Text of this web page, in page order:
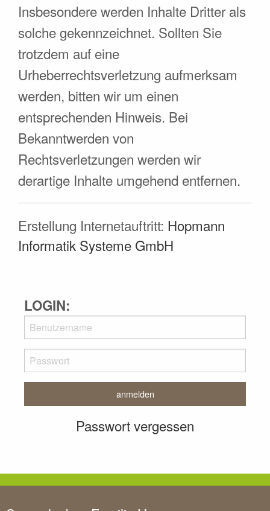
Insbesondere werden Inhalte Dritter als
solche gekennzeichnet. Sollten Sie
trotzdem auf eine
Urheberrechtsverletzung aufmerksam
werden, bitten wir um einen
entsprechenden Hinweis. Bei
Bekanntwerden von
Rechtsverletzungen werden wir
derartige Inhalte umgehend entfernen.
Erstellung Internetauftritt: Hopmann
Informatik Systeme GmbH
LOGIN:
Passwort vergessen